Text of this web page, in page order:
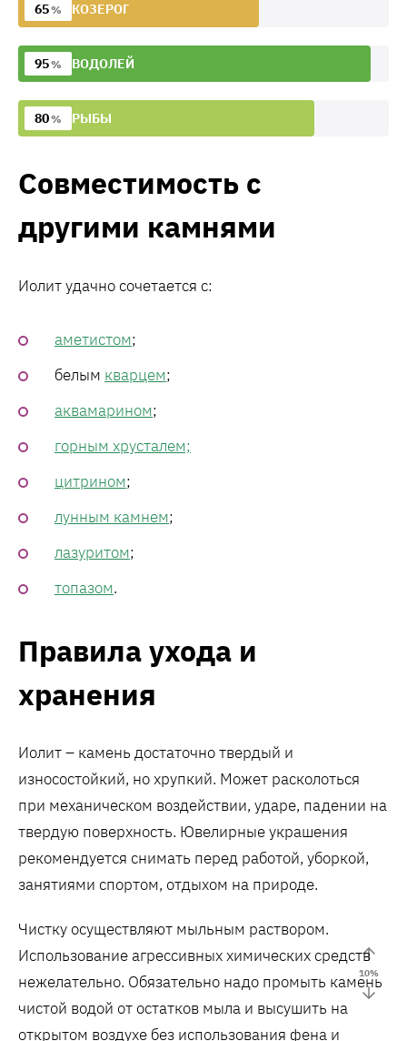
65% КОЗЕРОГ
95% ВОДОЛЕЙ
80% РЫБЫ
Совместимость с
другими камнями
Иолит удачно сочетается с:
аметистом;
белым кварцем;
аквамарином;
горным хрусталем;
цитрином;
лунным камнем;
лазуритом;
топазом.
Правила ухода и
хранения
Иолит – камень достаточно твердый и
износостойкий, но хрупкий. Может расколоться
при механическом воздействии, ударе, падении на
твердую поверхность. Ювелирные украшения
рекомендуется снимать перед работой, уборкой,
занятиями спортом, отдыхом на природе.
Чистку осуществляют мыльным раствором.
Использование агрессивных химических средств
нежелательно. Обязательно надо промыть камень
чистой водой от остатков мыла и высушить на
открытом воздухе без использования фена и
10%